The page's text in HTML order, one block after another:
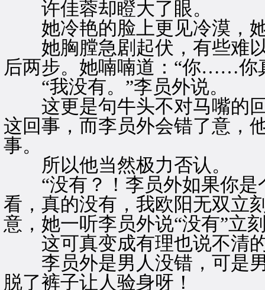
许佳蓉却瞪大了眼。
她冷艳的脸上更见冷漠，
她胸膛急剧起伏，有些难以
后两步。她喃喃道：“你……
“我没有。”李员外说。
这更是句牛头不对马嘴的回
这回事，而李员外会错了意，
事。
所以他当然极力否认。
“没有？！李员外如果你是
看，真的没有，我欧阳无双立
意，她一听李员外说“没有”立
这可真变成有理也说不清
李员外是男人没错，可是男
脱了裤子让人验身呀！